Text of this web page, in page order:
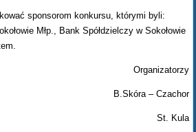
sponsorom konkursu, którymi byli:
Młp., Bank Spółdzielczy w Sokołowie
Organizatorzy
B.Skóra – Czachor
St. Kula